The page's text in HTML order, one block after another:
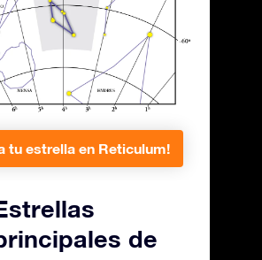
tu estrella en Reticulum!
de